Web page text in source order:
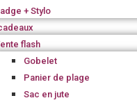
+ Stylo
flash
Gobelet
Panier de plage
Sac en jute